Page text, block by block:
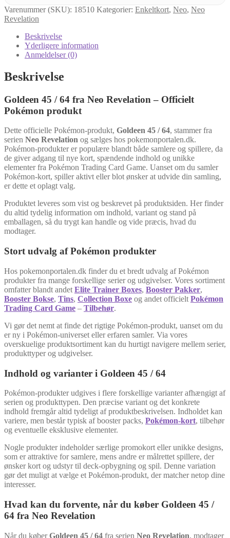
Varenummer (SKU): 18510 Kategorier: Enkeltkort, Neo, Neo
Revelation
Beskrivelse
Yderligere information
Anmeldelser (0)
Beskrivelse
Goldeen 45 / 64 fra Neo Revelation – Officielt
Pokémon produkt
Dette officielle Pokémon-produkt, Goldeen 45 / 64, stammer fra
serien Neo Revelation og sælges hos pokemonportalen.dk.
Pokémon-produkter er populære blandt både samlere og spillere, da
de giver adgang til nye kort, spændende indhold og unikke
elementer fra Pokémon Trading Card Game. Uanset om du samler
Pokémon-kort, spiller aktivt eller blot ønsker at udvide din samling,
er dette et oplagt valg.
Produktet leveres som vist og beskrevet på produktsiden. Her finder
du altid tydelig information om indhold, variant og stand på
emballagen, så du trygt kan handle og vide præcis, hvad du
modtager.
Stort udvalg af Pokémon produkter
Hos pokemonportalen.dk finder du et bredt udvalg af Pokémon
produkter fra mange forskellige serier og udgivelser. Vores sortiment
omfatter blandt andet Elite Trainer Boxes, Booster Pakker,
Booster Bokse, Tins, Collection Boxe og andet officielt Pokémon
Trading Card Game – Tilbehør.
Vi gør det nemt at finde det rigtige Pokémon-produkt, uanset om du
er ny i Pokémon-universet eller erfaren samler. Via vores
overskuelige produktsortiment kan du hurtigt navigere mellem serier,
produkttyper og udgivelser.
Indhold og varianter i Goldeen 45 / 64
Pokémon-produkter udgives i flere forskellige varianter afhængigt af
serien og produkttypen. Den præcise variant og det konkrete
indhold fremgår altid tydeligt af produktbeskrivelsen. Indholdet kan
variere, men består typisk af booster packs, Pokémon-kort, tilbehør
og eventuelle eksklusive elementer.
Nogle produkter indeholder særlige promokort eller unikke designs,
som er attraktive for samlere, mens andre er målrettet spillere, der
ønsker kort og udstyr til deck-opbygning og spil. Denne variation
gør det muligt at vælge et Pokémon-produkt, der matcher netop dine
interesser.
Hvad kan du forvente, når du køber Goldeen 45 /
64 fra Neo Revelation
Når du køberGoldeen 45 / 64 fra serien Neo Revelation, modtager